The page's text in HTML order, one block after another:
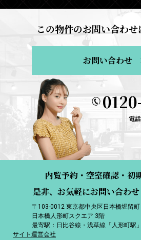
この物件のお問い合わ
お問い合わせ
電
内覧予約・空室確認・初
是非、お気軽にお問い合わせ
〒103-0012 東京都中央区日本橋堀留町
日本橋人形町スクエア 3階
最寄駅：日比谷線・浅草線「人形町駅
サイト運営会社